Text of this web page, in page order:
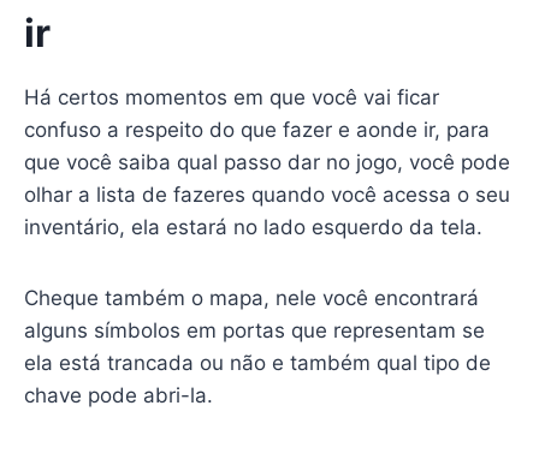
ir
Há certos momentos em que você vai ficar
confuso a respeito do que fazer e aonde ir, para
que você saiba qual passo dar no jogo, você pode
olhar a lista de fazeres quando você acessa o seu
inventário, ela estará no lado esquerdo da tela.
Cheque também o mapa, nele você encontrará
alguns símbolos em portas que representam se
ela está trancada ou não e também qual tipo de
chave pode abri-la.